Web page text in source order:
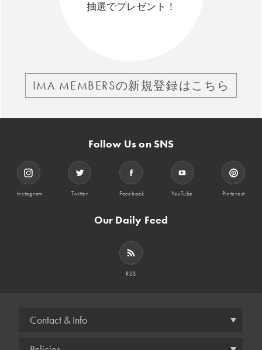
抽選でプレゼント！
IMA MEMBERSの新規登録はこちら
Follow Us on SNS
Instagram Twitter Facebook YouTube Pinterest
Our Daily Feed
RSS
Contact & Info